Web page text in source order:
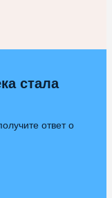
стала
ответ о